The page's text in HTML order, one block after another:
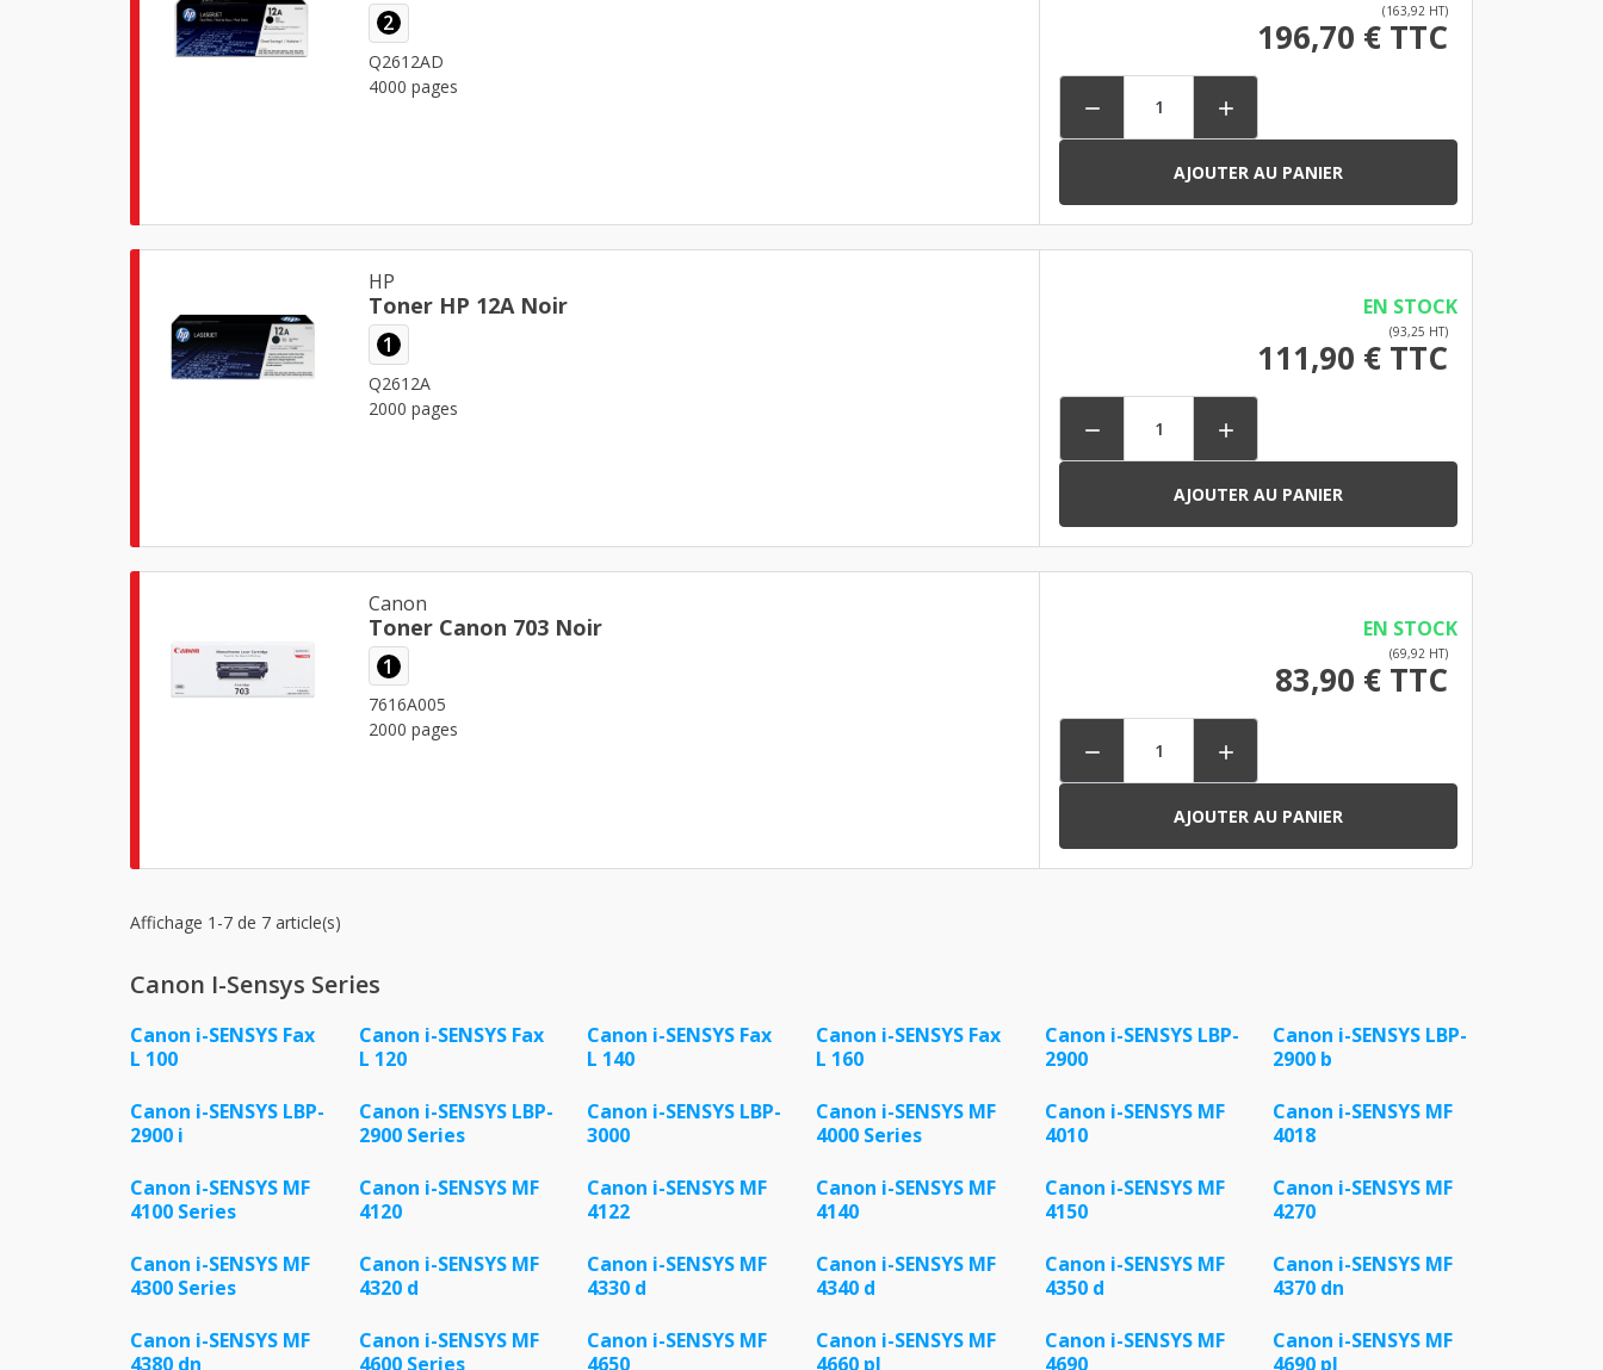
2
Q2612AD
4000 pages
(163,92 HT)
196,70 € TTC
 
AJOUTER AU PANIER
HP
Toner HP 12A Noir
1
Q2612A
2000 pages
EN STOCK
(93,25 HT)
111,90 € TTC
 
AJOUTER AU PANIER
Canon
Toner Canon 703 Noir
1
7616A005
2000 pages
EN STOCK
(69,92 HT)
83,90 € TTC
 
AJOUTER AU PANIER
Affichage 1-7 de 7 article(s)
Canon I-Sensys Series
Canon i-SENSYS Fax
L 100
Canon i-SENSYS Fax
L 120
Canon i-SENSYS Fax
L 140
Canon i-SENSYS Fax
L 160
Canon i-SENSYS LBP-
2900
Canon i-SENSYS LBP-
2900 b
Canon i-SENSYS LBP-
2900 i
Canon i-SENSYS LBP-
2900 Series
Canon i-SENSYS LBP-
3000
Canon i-SENSYS MF
4000 Series
Canon i-SENSYS MF
4010
Canon i-SENSYS MF
4018
Canon i-SENSYS MF
4100 Series
Canon i-SENSYS MF
4120
Canon i-SENSYS MF
4122
Canon i-SENSYS MF
4140
Canon i-SENSYS MF
4150
Canon i-SENSYS MF
4270
Canon i-SENSYS MF
4300 Series
Canon i-SENSYS MF
4320 d
Canon i-SENSYS MF
4330 d
Canon i-SENSYS MF
4340 d
Canon i-SENSYS MF
4350 d
Canon i-SENSYS MF
4370 dn
Canon i-SENSYS MF
4380 dn
Canon i-SENSYS MF
4600 Series
Canon i-SENSYS MF
4650
Canon i-SENSYS MF
4660 pl
Canon i-SENSYS MF
4690
Canon i-SENSYS MF
4690 pl